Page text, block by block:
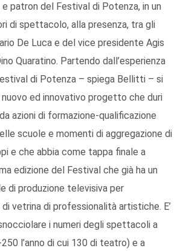
patron del Festival di Potenza, in un
di spettacolo, alla presenza, tra gli
De Luca e del vice presidente Agis
Quaratino. Partendo dall’esperienza
di Potenza – spiega Bellitti – si
ed innovativo progetto che duri
azioni di formazione-qualificazione
scuole e momenti di aggregazione di
e che abbia come tappa finale a
edizione del Festival che già ha un
di produzione televisiva per
vetrina di professionalità artistiche. E’
i numeri degli spettacoli a
l’anno di cui 130 di teatro) e a